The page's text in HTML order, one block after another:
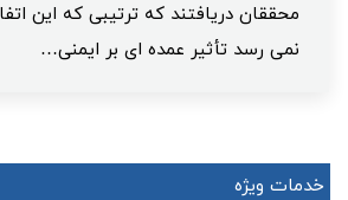
محققان دریافتند که ترتیبی که این
نمی رسد تأثیر عمده ای بر ایمنی…
خدمات ویژه